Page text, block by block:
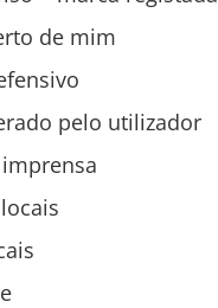
de mim
pelo utilizador